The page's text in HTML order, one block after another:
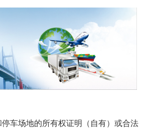
车场地的所有权证明（自有）或合法